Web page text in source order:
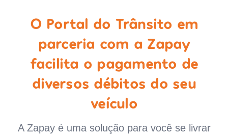
O Portal do Trânsito em
parceria com a Zapay
facilita o pagamento de
diversos débitos do seu
veículo
A Zapay é uma solução para você se livrar